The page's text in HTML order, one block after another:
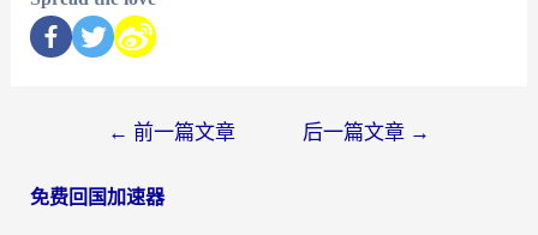
← 前一篇文章 后一篇文章 →
免费回国加速器